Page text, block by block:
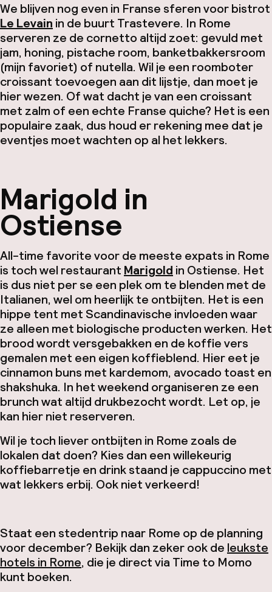
We blijven nog even in Franse sferen voor bistrot
Le Levain in de buurt Trastevere. In Rome
serveren ze de cornetto altijd zoet: gevuld met
jam, honing, pistache room, banketbakkersroom
(mijn favoriet) of nutella. Wil je een roomboter
croissant toevoegen aan dit lijstje, dan moet je
hier wezen. Of wat dacht je van een croissant
met zalm of een echte Franse quiche? Het is een
populaire zaak, dus houd er rekening mee dat je
eventjes moet wachten op al het lekkers.
Marigold in
Ostiense
All-time favoritevoor de meeste expats in Rome
is toch wel restaurant Marigold in Ostiense. Het
is dus niet per se een plek om te blenden met de
Italianen, wel om heerlijk te ontbijten. Het is een
hippe tent met Scandinavische invloeden waar
ze alleen met biologische producten werken. Het
brood wordt versgebakken en de koffie vers
gemalen met een eigen koffieblend. Hier eet je
cinnamon buns met kardemom, avocado toast en
shakshuka. In het weekend organiseren ze een
brunch wat altijd drukbezocht wordt. Let op, je
kan hier niet reserveren.
Wil je toch liever ontbijten in Rome zoals de
lokalen dat doen? Kies dan een willekeurig
koffiebarretje en drink staand je cappuccino met
wat lekkers erbij. Ook niet verkeerd!
Staat een stedentrip naar Rome op de planning
voor december? Bekijk dan zeker ook de leukste
hotels in Rome, die je direct via Time to Momo
kunt boeken.